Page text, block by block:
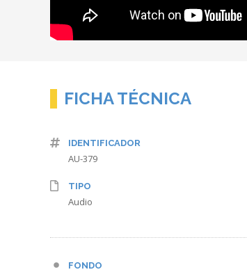
FICHA TÉCNICA
IDENTIFICADOR
AU-379
TIPO
Audio
FONDO